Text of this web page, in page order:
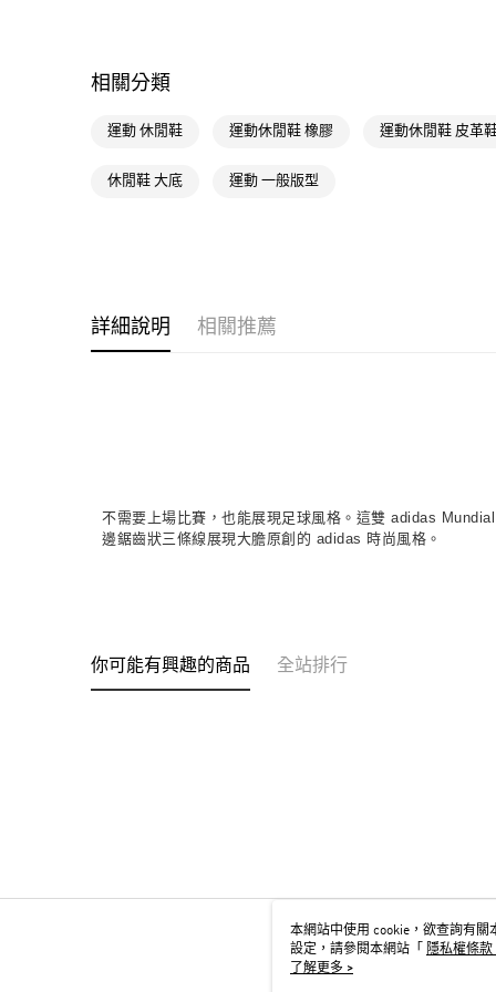
相關分類
運動 休閒鞋 運動休閒鞋 橡膠 運動休閒鞋 皮革
休閒鞋 大底 運動 一般版型
詳細說明 相關推薦
不需要上場比賽，也能展現足球風格。這雙 adidas
邊鋸齒狀三條線展現大膽原創的 adidas 時尚風格。
你可能有興趣的商品 全站排行
本網站中使用 cookie，欲查詢有關
設定，請參閱本網站「
隱私權條款
用 cookie。
了解更多 >